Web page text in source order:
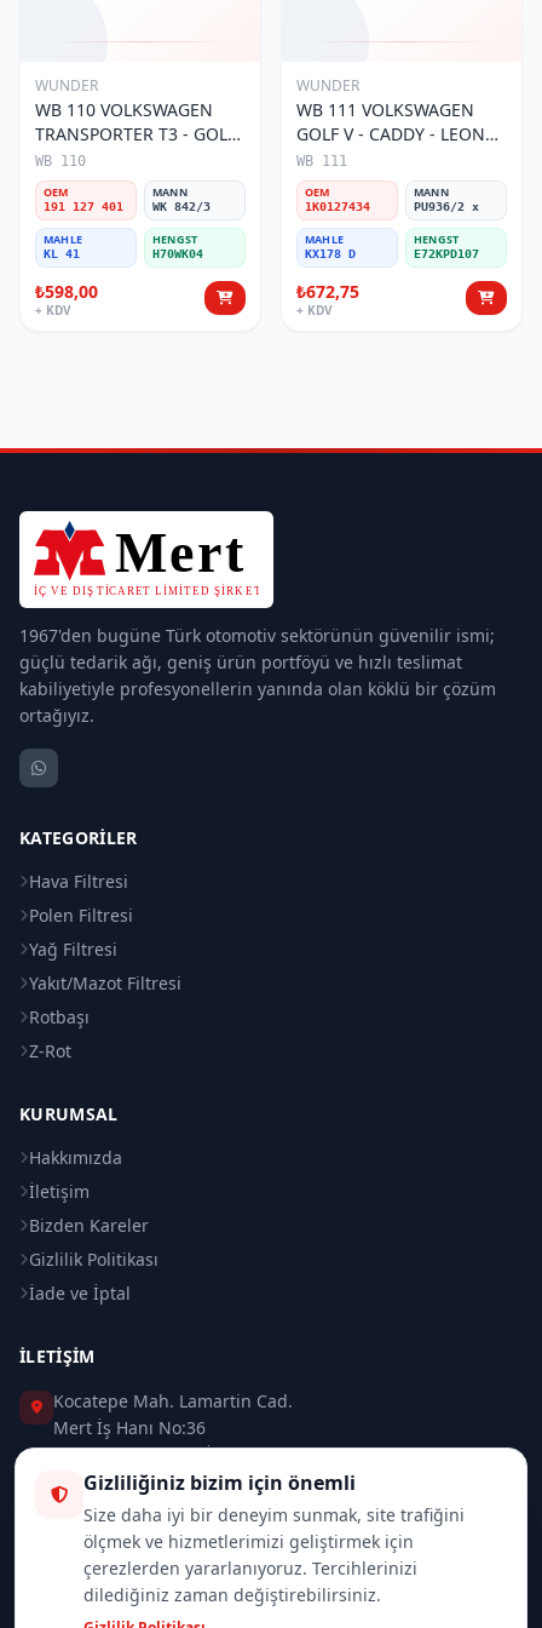
WUNDER
WB 110 VOLKSWAGEN
TRANSPORTER T3 - GOLF
II 191 127 401
Yakıt/Mazot Filtresi
WB 110
OEM
191 127 401
MANN
WK 842/3
MAHLE
KL 41
HENGST
H70WK04
₺598,00
+ KDV
WUNDER
WB 111 VOLKSWAGEN
GOLF V - CADDY - LEON
04-10 1K0 127 434
Yakıt/Mazot Filtresi
WB 111
OEM
1K0127434
MANN
PU936/2 x
MAHLE
KX178 D
HENGST
E72KPD107
₺672,75
+ KDV
1967'den bugüne Türk otomotiv sektörünün güvenilir ismi;
güçlü tedarik ağı, geniş ürün portföyü ve hızlı teslimat
kabiliyetiyle profesyonellerin yanında olan köklü bir çözüm
ortağıyız.
KATEGORILER
Hava Filtresi
Polen Filtresi
Yağ Filtresi
Yakıt/Mazot Filtresi
Rotbaşı
Z-Rot
KURUMSAL
Hakkımızda
İletişim
Bizden Kareler
Gizlilik Politikası
İade ve İptal
İLETIŞIM
Kocatepe Mah. Lamartin Cad.
Mert İş Hanı No:36
Taksim / Beyoğlu / İSTANBUL
0 (212) 235 37 83
0 (532) 418 08 46
info@merttrade.com
Gizliliğiniz bizim için önemli
Size daha iyi bir deneyim sunmak, site trafiğini
ölçmek ve hizmetlerimizi geliştirmek için
çerezlerden yararlanıyoruz. Tercihlerinizi
dilediğiniz zaman değiştirebilirsiniz.